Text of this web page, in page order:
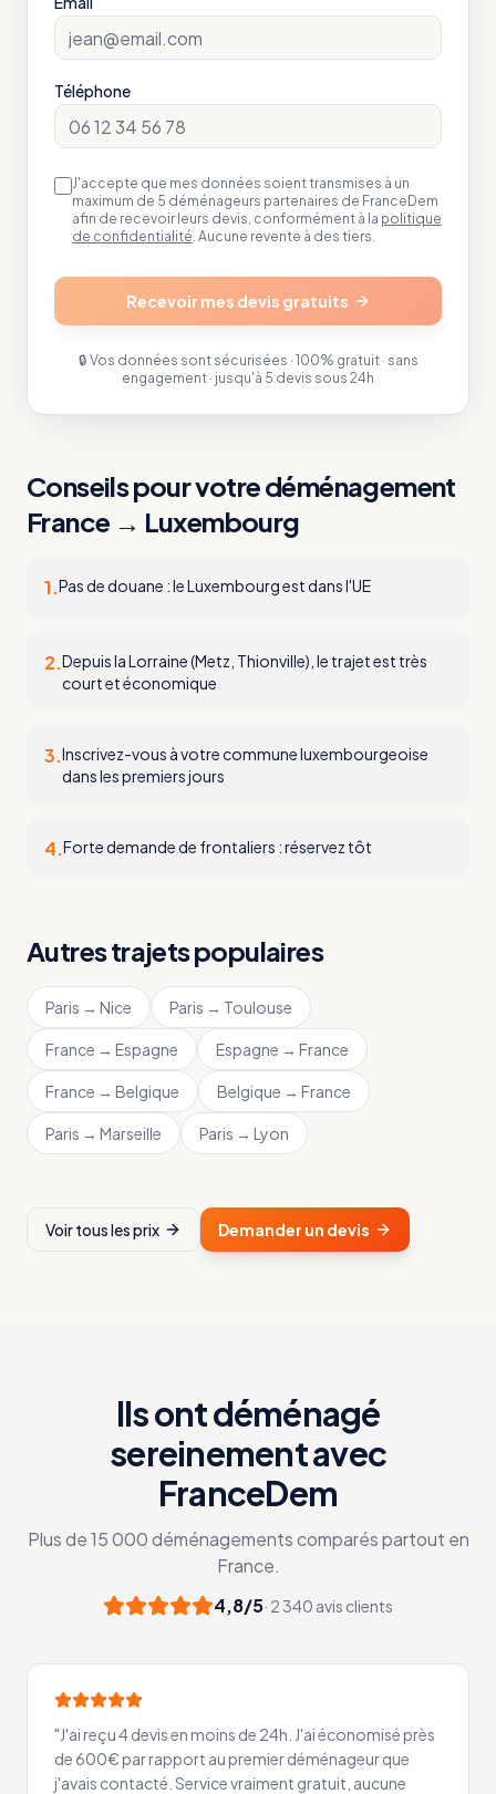
Téléphone
J'accepte que mes données soient transmises à un
maximum de 5 déménageurs partenaires de FranceDem
afin de recevoir leurs devis, conformément à la politique
de confidentialité. Aucune revente à des tiers.
Recevoir mes devis gratuits
🔒 Vos données sont sécurisées · 100% gratuit · sans
engagement · jusqu'à 5 devis sous 24h
Conseils pour votre déménagement
France → Luxembourg
1.Pas de douane : le Luxembourg est dans l'UE
2.Depuis la Lorraine (Metz, Thionville), le trajet est très
court et économique
3.Inscrivez-vous à votre commune luxembourgeoise
dans les premiers jours
4.Forte demande de frontaliers : réservez tôt
Autres trajets populaires
Paris → Nice Paris → Toulouse
France → Espagne Espagne → France
France → Belgique Belgique → France
Paris → Marseille Paris → Lyon
Voir tous les prix Demander un devis
Ils ont déménagé
sereinement avec
FranceDem
Plus de 15 000 déménagements comparés partout en
France.
4,8/5· 2 340 avis clients
"J'ai reçu 4 devis en moins de 24h. J'ai économisé près
de 600€ par rapport au premier déménageur que
j'avais contacté. Service vraiment gratuit, aucune